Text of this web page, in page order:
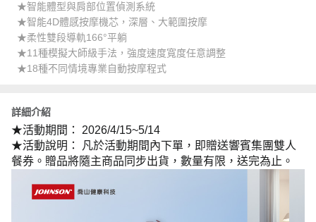
★智能體型與肩部位置偵測系統
★智能4D體感按摩機芯，深層、大範圍按摩
★柔性雙段導軌166°平躺
★11種模擬大師級手法，強度速度寬度任意調整
★18種不同情境專業自動按摩程式
詳細介紹
★活動期間： 2026/4/15~5/14
★活動說明： 凡於活動期間內下單，即贈送響賓集團雙人
餐券。贈品將隨主商品同步出貨，數量有限，送完為止。